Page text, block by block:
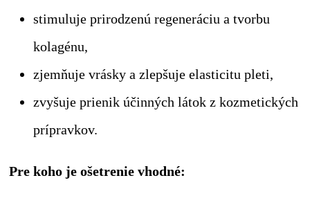
stimuluje prirodzenú regeneráciu a tvorbu
kolagénu,
zjemňuje vrásky a zlepšuje elasticitu pleti,
zvyšuje prienik účinných látok z kozmetických
prípravkov.
Pre koho je ošetrenie vhodné: